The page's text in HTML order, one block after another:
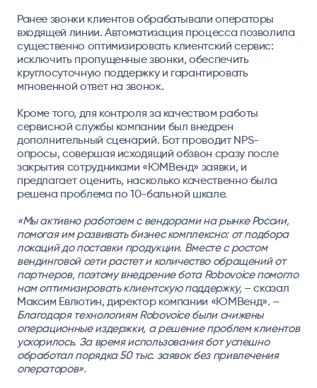
Ранее звонки клиентов обрабатывали операторы
входящей линии. Автоматизация процесса позволила
существенно оптимизировать клиентский сервис:
исключить пропущенные звонки, обеспечить
круглосуточную поддержку и гарантировать
мгновенной ответ на звонок.
Кроме того, для контроля за качеством работы
сервисной службы компании был внедрен
дополнительный сценарий. Бот проводит NPS-
опросы, совершая исходящий обзвон сразу после
закрытия сотрудниками «ЮМВенд» заявки, и
предлагает оценить, насколько качественно была
решена проблема по 10-бальной шкале.
«Мы активно работаем с вендорами на рынке России,
помогая им развивать бизнес комплексно: от подбора
локаций до поставки продукции. Вместе с ростом
вендинговой сети растет и количество обращений от
партнеров, поэтому внедрение бота Robovoice помогло
нам оптимизировать клиентскую поддержку,– сказал
Максим Евлютин, директор компании «ЮМВенд». –
Благодаря технологиям Robovoice были снижены
операционные издержки, а решение проблем клиентов
ускорилось. За время использования бот успешно
обработал порядка 50 тыс. заявок без привлечения
операторов».